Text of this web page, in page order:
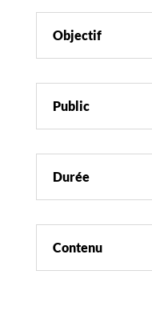
Objectif
Public
Durée
Contenu